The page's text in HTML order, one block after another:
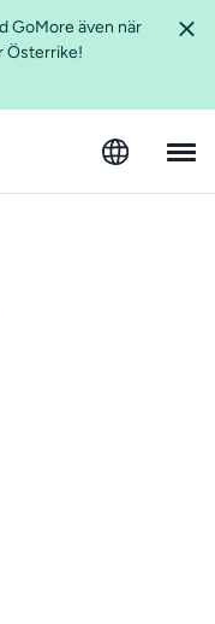
GoMore även när
Österrike!